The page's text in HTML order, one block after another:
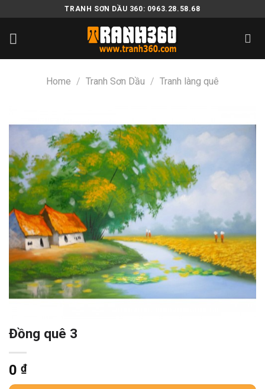
to
content
TRANH SƠN DẦU 360: 0963.28.58.68
Home / Tranh Sơn Dầu / Tranh làng quê
Đồng quê 3
0 ₫